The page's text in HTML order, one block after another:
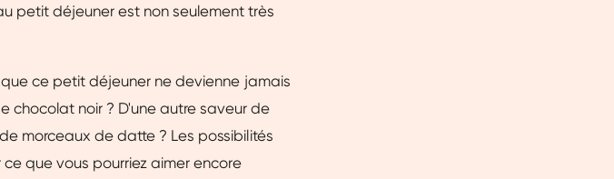
petit déjeuner est non seulement très
ce petit déjeuner ne devienne jamais
chocolat noir ? D'une autre saveur de
morceaux de datte ? Les possibilités
que vous pourriez aimer encore